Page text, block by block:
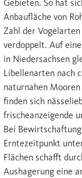
Gebieten. So hat
Anbaufläche von
Zahl der
verdoppelt. Auf
in Niedersachsen
Libellenarten nach
naturnahen
finden sich
frischeanzeigende
Bei
Erntezeitpunkt
Flächen schafft
Aushagerung eine